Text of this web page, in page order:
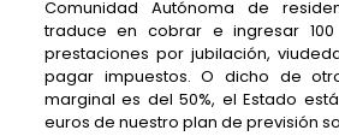
Comunidad Autónoma de
traduce en cobrar e ingresar
prestaciones por jubilación,
pagar impuestos. O dicho de
marginal es del 50%, el Estado
euros de nuestro plan de previsión